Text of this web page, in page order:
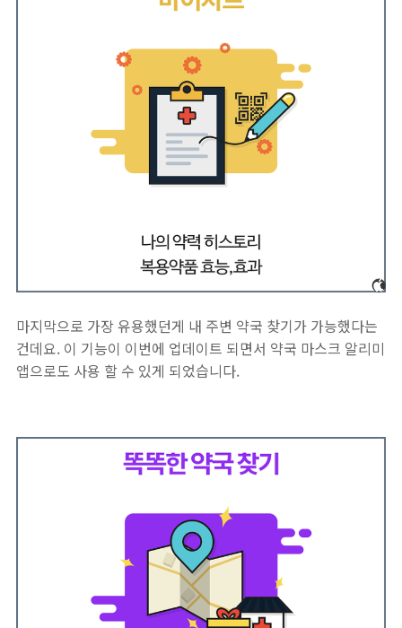
마지막으로 가장 유용했던게 내 주변 약국 찾기가 가능했다는
건데요. 이 기능이 이번에 업데이트 되면서 약국 마스크 알리미
앱으로도 사용 할 수 있게 되었습니다.